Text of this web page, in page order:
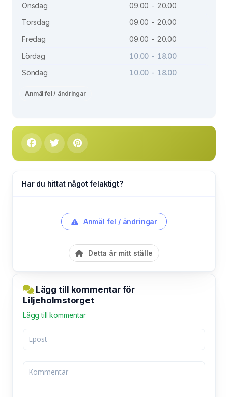
Onsdag
09.00 - 20.00
Torsdag
09.00 - 20.00
Fredag
09.00 - 20.00
Lördag
10.00 - 18.00
Söndag
10.00 - 18.00
Anmäl fel / ändringar
Har du hittat något felaktigt?
Anmäl fel / ändringar
Detta är mitt ställe
Lägg till kommentar för
Liljeholmstorget
Lägg till kommentar